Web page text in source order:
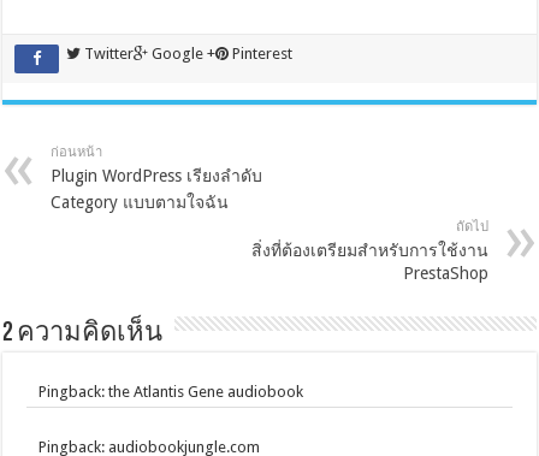
Twitter Google + Pinterest
ก่อนหน้า
Plugin WordPress เรียงลำดับ
Category แบบตามใจฉัน
ถัดไป
สิ่งที่ต้องเตรียมสำหรับการใช้งาน
PrestaShop
2 ความคิดเห็น
Pingback: the Atlantis Gene audiobook
Pingback: audiobookjungle.com